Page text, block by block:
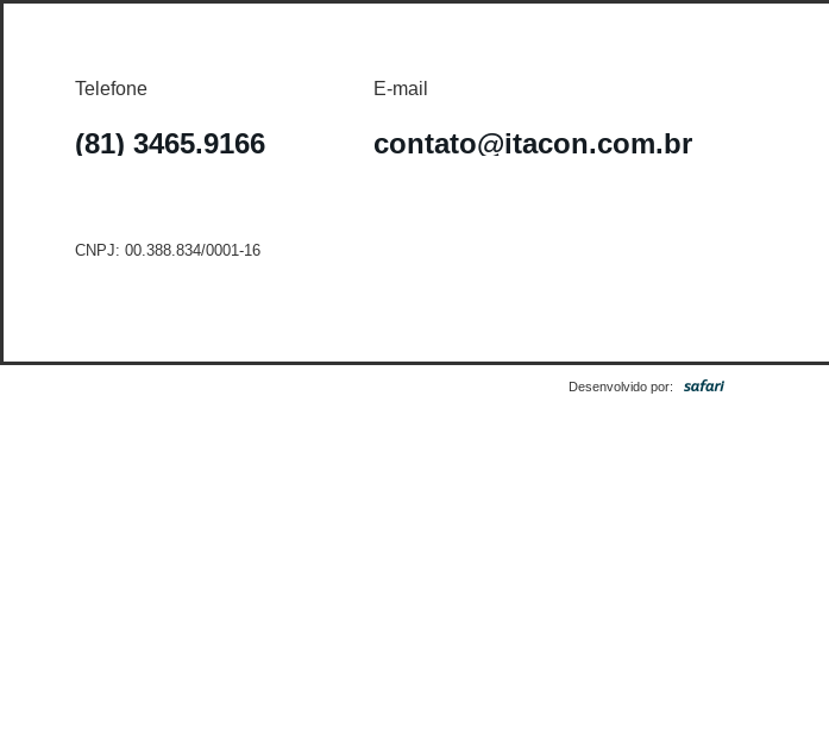
Telefone
(81) 3465.9166
CNPJ: 00.388.834/0001-16
E-mail
contato@itacon.com.br
Desenvolvido por: